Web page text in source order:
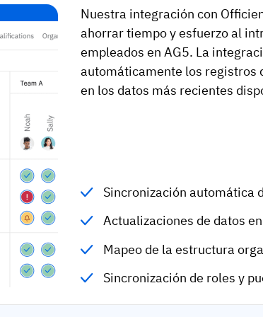
Nuestra integración con
ahorrar tiempo y esfuerzo al
empleados en AG5. La
automáticamente los registros
en los datos más recientes
Sincronización automática
Actualizaciones de datos
Mapeo de la estructura
Sincronización de roles y